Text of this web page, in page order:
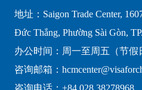
地址：Saigon Trade Center,
Đức Thắng, Phường Sài Gòn,
办公时间：周一至周五（节假
咨询邮箱：
咨询电话：+84 028 38278968